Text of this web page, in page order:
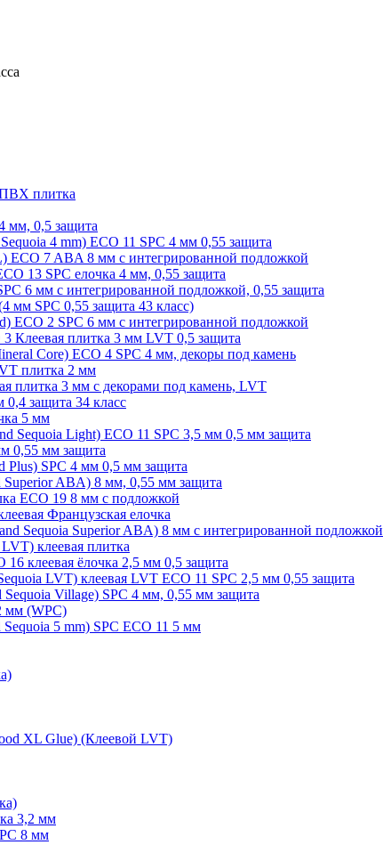
плитка
мм, 0,5 защита
4 mm) ECO 11 SPC 4 мм 0,55 защита
7 ABA 8 мм с интегрированной подложкой
13 SPC елочка 4 мм, 0,55 защита
6 мм с интегрированной подложкой, 0,55 защита
мм SPC 0,55 защита 43 класс)
ECO 2 SPC 6 мм с интегрированной подложкой
Клеевая плитка 3 мм LVT 0,5 защита
Core) ECO 4 SPC 4 мм, декоры под камень
плитка 2 мм
плитка 3 мм с декорами под камень, LVT
защита 34 класс
5 мм
Sequoia Light) ECO 11 SPC 3,5 мм 0,5 мм защита
0,55 мм защита
Plus) SPC 4 мм 0,5 мм защита
ABA) 8 мм, 0,55 мм защита
ECO 19 8 мм с подложкой
Французская елочка
Sequoia Superior ABA) 8 мм с интегрированной подложкой
клеевая плитка
клеевая ёлочка 2,5 мм 0,5 защита
LVT) клеевая LVT ECO 11 SPC 2,5 мм 0,55 защита
Village) SPC 4 мм, 0,55 мм защита
мм (WPC)
5 mm) SPC ECO 11 5 мм
XL Glue) (Клеевой LVT)
3,2 мм
8 мм